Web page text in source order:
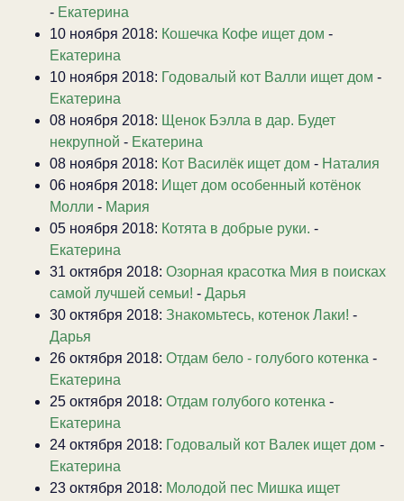
- Екатерина
10 ноября 2018: Кошечка Кофе ищет дом -
Екатерина
10 ноября 2018: Годовалый кот Валли ищет дом -
Екатерина
08 ноября 2018: Щенок Бэлла в дар. Будет
некрупной - Екатерина
08 ноября 2018: Кот Василёк ищет дом - Наталия
06 ноября 2018: Ищет дом особенный котёнок
Молли - Мария
05 ноября 2018: Котята в добрые руки. -
Екатерина
31 октября 2018: Озорная красотка Мия в поисках
самой лучшей семьи! - Дарья
30 октября 2018: Знакомьтесь, котенок Лаки! -
Дарья
26 октября 2018: Отдам бело - голубого котенка -
Екатерина
25 октября 2018: Отдам голубого котенка -
Екатерина
24 октября 2018: Годовалый кот Валек ищет дом -
Екатерина
23 октября 2018: Молодой пес Мишка ищет